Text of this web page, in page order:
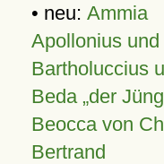
• neu: Ammia
Apollonius
Bartholuccius
Beda „der
Beocca von
Bertrand